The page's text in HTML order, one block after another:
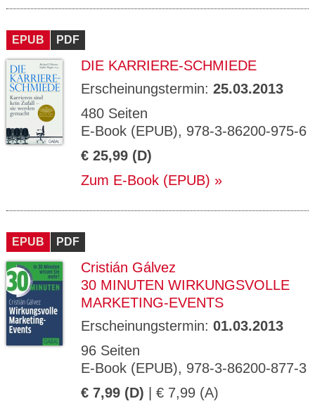
EPUB PDF
DIE KARRIERE-SCHMIEDE
Erscheinungstermin: 25.03.2013
480 Seiten
E-Book (EPUB), 978-3-86200-975-6
€ 25,99 (D)
Zum E-Book (EPUB)
EPUB PDF
Cristián Gálvez
30 MINUTEN WIRKUNGSVOLLE
MARKETING-EVENTS
Erscheinungstermin: 01.03.2013
96 Seiten
E-Book (EPUB), 978-3-86200-877-3
€ 7,99 (D) | € 7,99 (A)